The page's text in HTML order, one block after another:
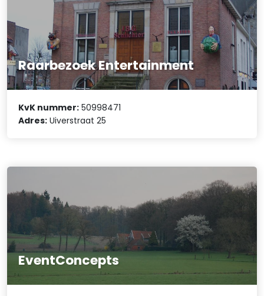
Raarbezoek Entertainment
KvK nummer: 50998471
Adres: Uiverstraat 25
EventConcepts